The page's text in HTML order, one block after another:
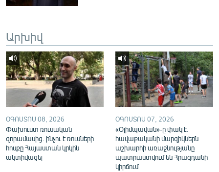
Հայերեն
English
Русский
ՀԵՏԵՎԵՔ ՄԵԶ
«Ազատության» բոլոր կայքերը
Արխիվ
ՕԳՈՍՏՈՍ 08, 2026
Փախուստ ռուսական
զորամասից. ինչու է ռուսների
հոսքը Հայաստան կրկին
ակտիվացել
ՕԳՈՍՏՈՍ 07, 2026
«Օլիմպավան»-ը փակ է.
հավաքականի մարզիկներն
աշխարհի առաջնությանը
պատրաստվում են Հրազդանի
կիրճում